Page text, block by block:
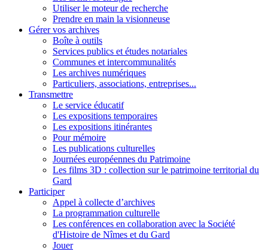
Utiliser le moteur de recherche
Prendre en main la visionneuse
Gérer vos archives
Boîte à outils
Services publics et études notariales
Communes et intercommunalités
Les archives numériques
Particuliers, associations, entreprises...
Transmettre
Le service éducatif
Les expositions temporaires
Les expositions itinérantes
Pour mémoire
Les publications culturelles
Journées européennes du Patrimoine
Les films 3D : collection sur le patrimoine territorial du
Gard
Participer
Appel à collecte d’archives
La programmation culturelle
Les conférences en collaboration avec la Société
d'Histoire de Nîmes et du Gard
Jouer